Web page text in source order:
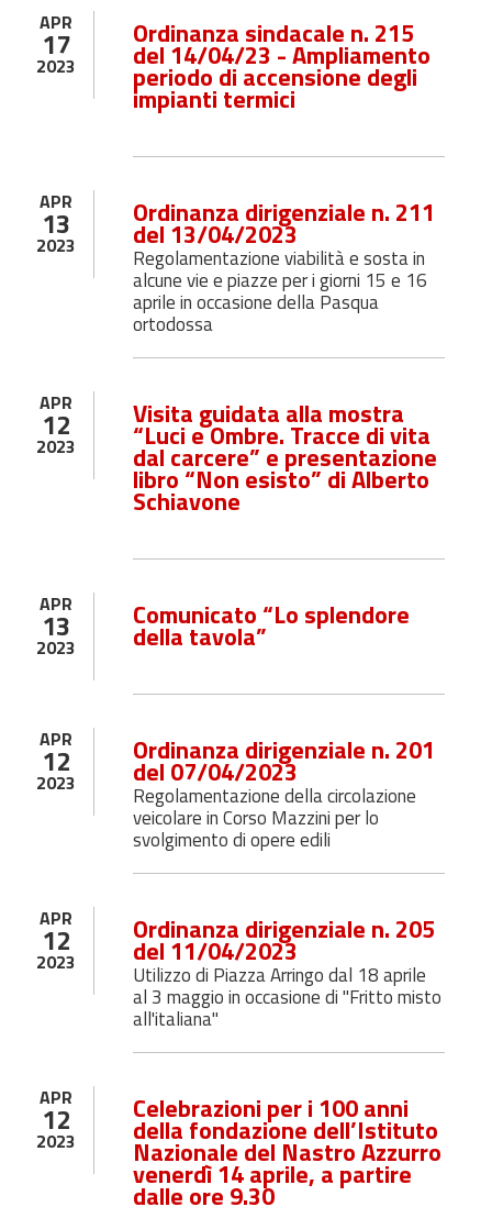
APR
17
2023
Ordinanza sindacale n. 215
del 14/04/23 - Ampliamento
periodo di accensione degli
impianti termici
APR
13
2023
Ordinanza dirigenziale n. 211
del 13/04/2023
Regolamentazione viabilità e sosta in
alcune vie e piazze per i giorni 15 e 16
aprile in occasione della Pasqua
ortodossa
APR
12
2023
Visita guidata alla mostra
“Luci e Ombre. Tracce di vita
dal carcere” e presentazione
libro “Non esisto” di Alberto
Schiavone
APR
13
2023
Comunicato “Lo splendore
della tavola”
APR
12
2023
Ordinanza dirigenziale n. 201
del 07/04/2023
Regolamentazione della circolazione
veicolare in Corso Mazzini per lo
svolgimento di opere edili
APR
12
2023
Ordinanza dirigenziale n. 205
del 11/04/2023
Utilizzo di Piazza Arringo dal 18 aprile
al 3 maggio in occasione di "Fritto misto
all'italiana"
APR
12
2023
Celebrazioni per i 100 anni
della fondazione dell’Istituto
Nazionale del Nastro Azzurro
venerdì 14 aprile, a partire
dalle ore 9.30